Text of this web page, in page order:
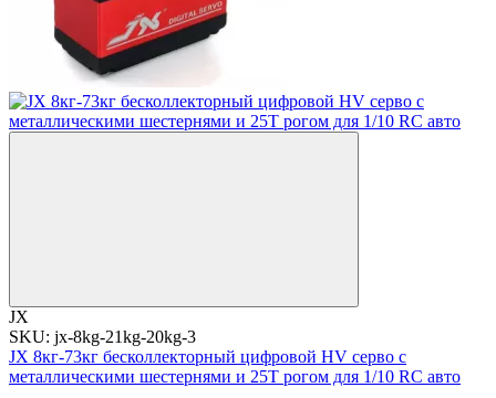
JX
SKU: jx-8kg-21kg-20kg-3
JX 8кг-73кг бесколлекторный цифровой HV серво с
металлическими шестернями и 25T рогом для 1/10 RC авто